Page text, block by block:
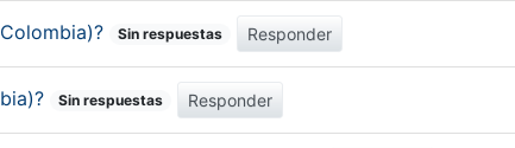
Sin respuestas Responder
Sin respuestas Responder